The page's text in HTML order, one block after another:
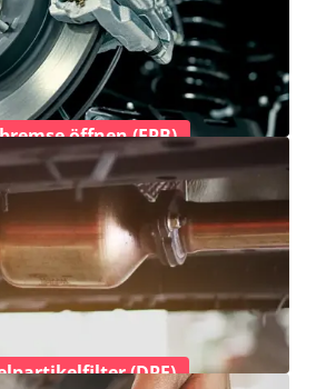
öffnen (EPB)
(DPF)